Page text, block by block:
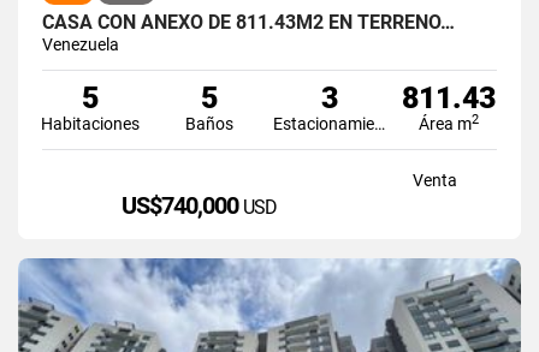
CASA CON ANEXO DE 811.43M2 EN TERRENO…
Venezuela
5
Habitaciones
5
Baños
3
Estacionamiento
811.43
Área m2
Venta
US$740,000 USD